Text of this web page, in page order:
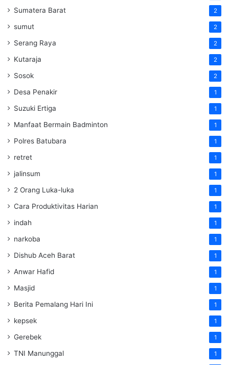
Sumatera Barat 2
sumut 2
Serang Raya 2
Kutaraja 2
Sosok 2
Desa Penakir 1
Suzuki Ertiga 1
Manfaat Bermain Badminton 1
Polres Batubara 1
retret 1
jalinsum 1
2 Orang Luka-luka 1
Cara Produktivitas Harian 1
indah 1
narkoba 1
Dishub Aceh Barat 1
Anwar Hafid 1
Masjid 1
Berita Pemalang Hari Ini 1
kepsek 1
Gerebek 1
TNI Manunggal 1